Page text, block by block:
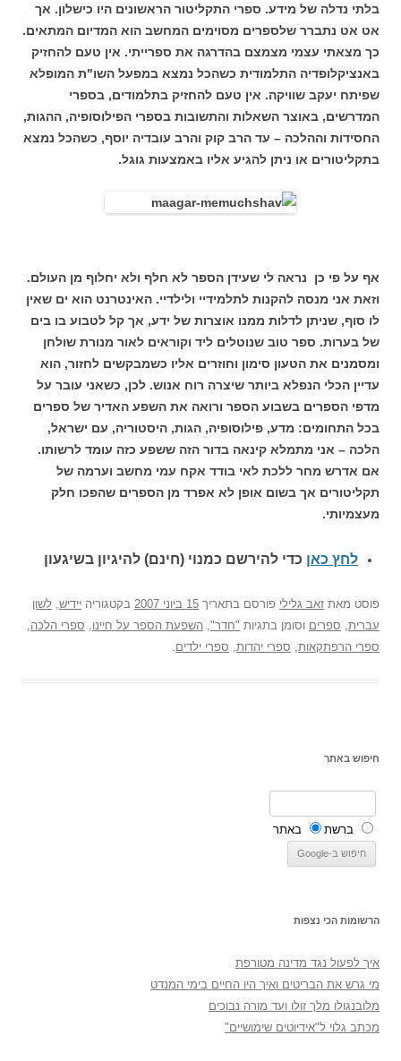
בלתי נדלה של מידע. ספרי התקליטור הראשונים היו כישלון. אך
אט אט נתברר שלספרים מסוימים המחשב הוא המדיום המתאים.
כך מצאתי עצמי מצמצם בהדרגה את ספרייתי. אין טעם להחזיק
באנציקלופדיה התלמודית כשהכל נמצא במפעל השו"ת המופלא
שפיתח יעקב שוויקה. אין טעם להחזיק בתלמודים, בספרי
המדרשים, באוצר השאלות והתשובות בספרי הפילוסופיה, ההגות,
החסידות וההלכה – עד הרב קוק והרב עובדיה יוסף, כשהכל נמצא
בתקליטורים או ניתן להגיע אליו באמצעות גוגל.
אף על פי כן נראה לי שעידן הספר לא חלף ולא יחלוף מן העולם.
וזאת אני מנסה להקנות לתלמידיי ולילדיי. האינטרנט הוא ים שאין
לו סוף, שניתן לדלות ממנו אוצרות של ידע, אך קל לטבוע בו בים
של בערות. ספר טוב שנוטלים ליד וקוראים לאור מנורת שולחן
ומסמנים את הטעון סימון וחוזרים אליו כשמבקשים לחזור, הוא
עדיין הכלי הנפלא ביותר שיצרה רוח אנוש. לכן, כשאני עובר על
מדפי הספרים בשבוע הספר ורואה את השפע האדיר של ספרים
בכל התחומים: מדע, פילוסופיה, הגות, היסטוריה, עם ישראל,
הלכה – אני מתמלא קינאה בדור הזה ששפע כזה עומד לרשותו.
אם אדרש מחר ללכת לאי בודד אקח עמי מחשב וערמה של
תקליטורים אך בשום אופן לא אפרד מן הספרים שהפכו חלק
מעצמיותי.
לחץ כאן כדי להירשם כמנוי (חינם) להיגיון בשיגעון
פוסט מאת זאב גלילי פורסם בתאריך 15 ביוני 2007 בקטגוריה יידיש לשון
עברית ספרים וסומן בתגיות "חדר" השפעת הספר על חיינו ספרי הלכה
ספרי הרפתקאות ספרי יהדות ספרי ילדים
חיפוש באתר
ברשת באתר
הרשומות הכי נצפות
איך לפעול נגד מדינה מטורפת
מי גרש את הבריטים ואיך היו החיים בימי המנדט
מלובנגולו מלך זולו ועד מורה נבוכים
מכתב גלוי ל"אידיוטים שימושיים"